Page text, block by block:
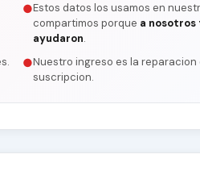
●Estos datos los usamos en
compartimos porque a nosotros
ayudaron.
●Nuestro ingreso es la reparacion
suscripcion.